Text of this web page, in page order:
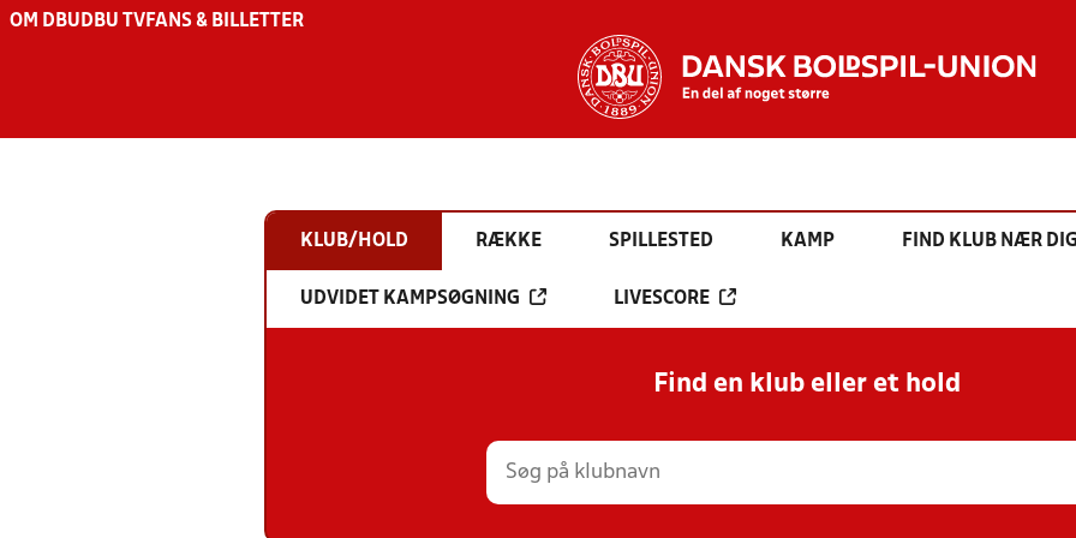
OM DBU DBU TV FANS & BILLETTER
KLUB/HOLD RÆKKE SPILLESTED KAMP FIND KLUB NÆR
UDVIDET KAMPSØGNING LIVESCORE
Find en klub eller et hold